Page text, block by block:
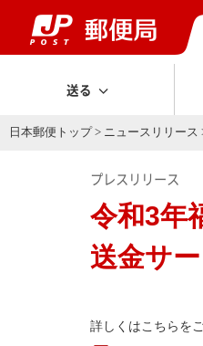
送る
日本郵便トップ> ニュースリリース
プレスリリース
令和3年
送金サ
詳しくはこちらを